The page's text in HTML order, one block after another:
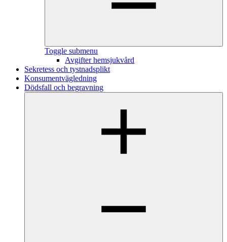
Toggle submenu
Avgifter hemsjukvård
Sekretess och tystnadsplikt
Konsumentvägledning
Dödsfall och begravning